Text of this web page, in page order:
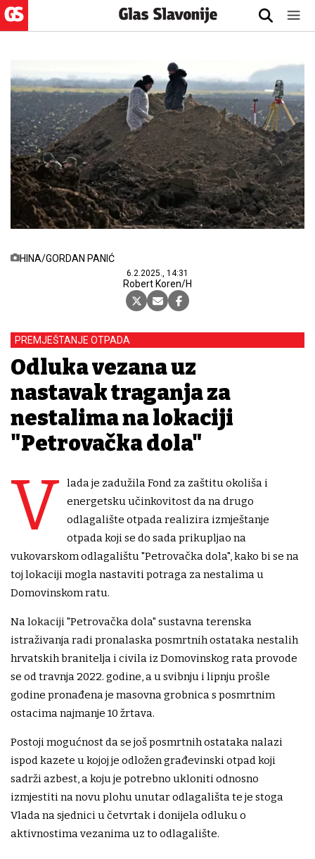
HINA/GORDAN PANIĆ
6.2.2025., 14:31
Robert Koren/H
PREMJEŠTANJE OTPADA
Odluka vezana uz
nastavak traganja za
nestalima na lokaciji
"Petrovačka dola"
V
lada je zadužila Fond za zaštitu okoliša i
energetsku učinkovitost da na drugo
odlagalište otpada realizira izmještanje
otpada koji se do sada prikupljao na
vukovarskom odlagalištu "Petrovačka dola", kako bi se na
toj lokaciji mogla nastaviti potraga za nestalima u
Domovinskom ratu.
Na lokaciji "Petrovačka dola" sustavna terenska
istraživanja radi pronalaska posmrtnih ostataka nestalih
hrvatskih branitelja i civila iz Domovinskog rata provode
se od travnja 2022. godine, a u svibnju i lipnju prošle
godine pronađena je masovna grobnica s posmrtnim
ostacima najmanje 10 žrtava.
Postoji mogućnost da se još posmrtnih ostataka nalazi
ispod kazete u kojoj je odložen građevinski otpad koji
sadrži azbest, a koju je potrebno ukloniti odnosno
izmjestiti na novu plohu unutar odlagališta te je stoga
Vlada na sjednici u četvrtak i donijela odluku o
aktivnostima vezanima uz to odlagalište.